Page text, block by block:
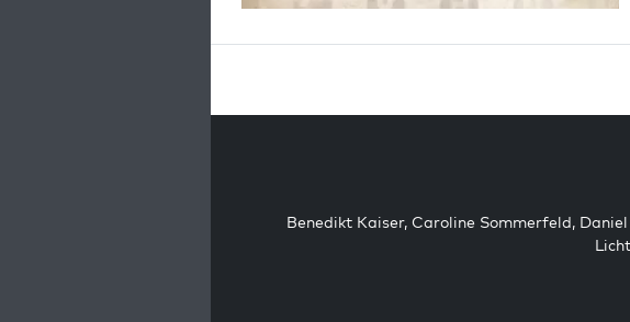
Benedikt Kaiser, Caroline Sommerfeld,